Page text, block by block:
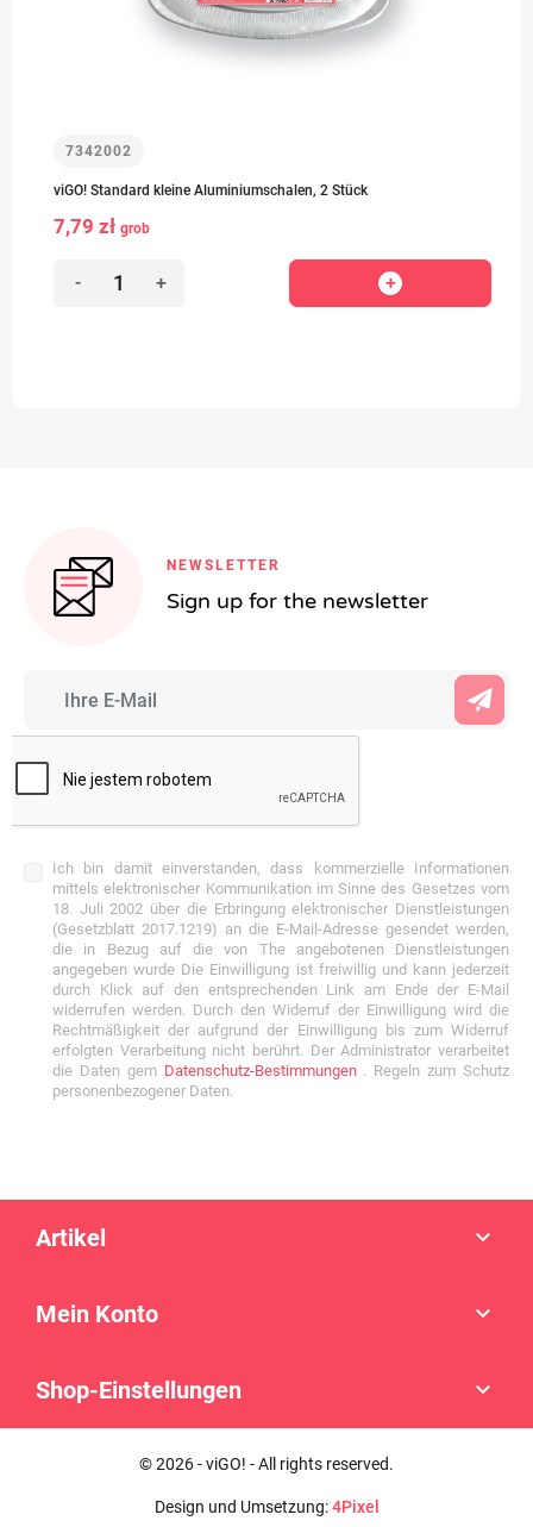
7342002
viGO! Standard kleine Aluminiumschalen, 2 Stück
7,79 zł grob
- +
NEWSLETTER
Sign up for the newsletter
Ich bin damit einverstanden, dass kommerzielle Informationen
mittels elektronischer Kommunikation im Sinne des Gesetzes vom
18. Juli 2002 über die Erbringung elektronischer Dienstleistungen
(Gesetzblatt 2017.1219) an die E-Mail-Adresse gesendet werden,
die in Bezug auf die von The angebotenen Dienstleistungen
angegeben wurde Die Einwilligung ist freiwillig und kann jederzeit
durch Klick auf den entsprechenden Link am Ende der E-Mail
widerrufen werden. Durch den Widerruf der Einwilligung wird die
Rechtmäßigkeit der aufgrund der Einwilligung bis zum Widerruf
erfolgten Verarbeitung nicht berührt. Der Administrator verarbeitet
die Daten gemDatenschutz-Bestimmungen. Regeln zum Schutz
personenbezogener Daten.
Artikel 
Mein Konto 
Shop-Einstellungen 
© 2026 - viGO! - All rights reserved.
Design und Umsetzung:4Pixel